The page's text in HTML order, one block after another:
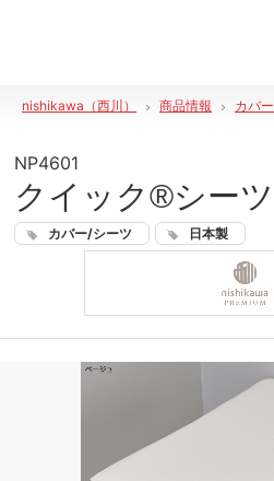
nishikawa（西川） 商品情報 カバー
NP4601
クイック®シーツ
カバー/シーツ 日本製